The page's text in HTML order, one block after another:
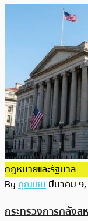
กฎหมายและรัฐบาล
Byคุณเชนมีนาคม
กระทรวงการคลังส